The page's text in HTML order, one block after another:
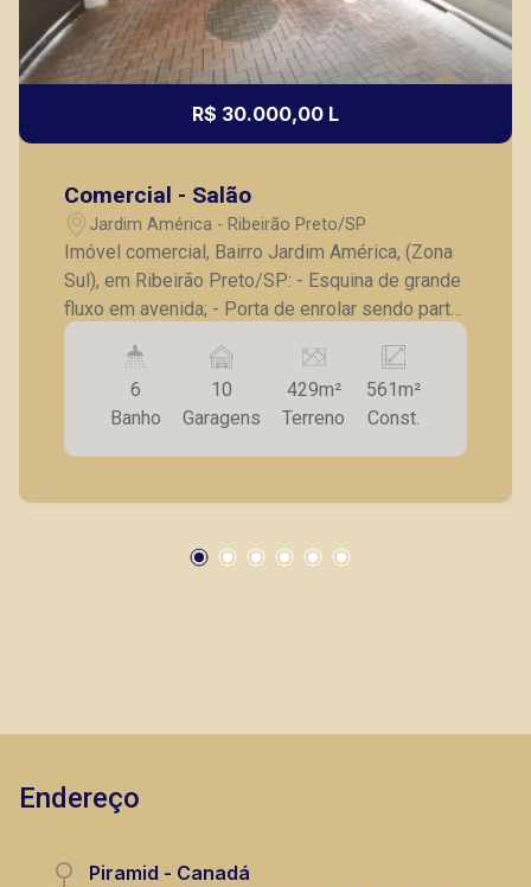
R$ 30.000,00 L
Comercial - Salão
Jardim América - Ribeirão Preto/SP
Imóvel comercial, Bairro Jardim América, (Zona
Sul), em Ribeirão Preto/SP: - Esquina de grande
fluxo em avenida; - Porta de enrolar sendo parte
interna em blindex; - Banheiros, sendo 1 para
PNE; - Cozinha; - Escritório; - Salas; - 8 vagas
recuadas para cliente. A Piramid tem como
objetivo atender seus clientes com agilidade e
segurança, em locação, vendas de imóveis
lançamentos da cidade de Ribeirão Preto.
6
Banho
10
Garagens
429m²
Terreno
561m²
Const.
Endereço
Piramid - Canadá